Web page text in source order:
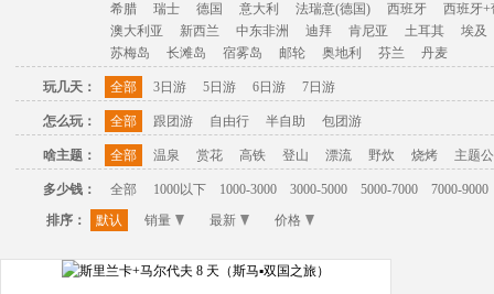
希腊
瑞士 德国 意大利 法瑞意(德国) 西班牙
西班牙+
澳大利亚
新西兰 中东非洲 迪拜 肯尼亚 土耳其
埃及
苏梅岛
长滩岛 宿雾岛 邮轮 奥地利 芬兰 丹麦
玩几天： 全部 3日游 5日游 6日游 7日游
怎么玩： 全部 跟团游 自由行 半自助 包团游
啥主题： 全部 温泉 赏花 高铁 登山 漂流 野炊 烧烤 主题
多少钱： 全部 1000以下 1000-3000 3000-5000 5000-7000
7000-9000
排序：
默认 销量 最新 价格